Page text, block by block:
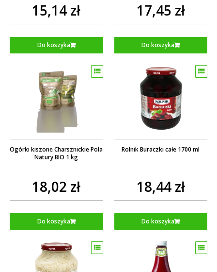
15,14 zł
Do koszyka
17,45 zł
Do koszyka
Ogórki kiszone Charsznickie Pola
Natury BIO 1 kg
18,02 zł
Do koszyka
Rolnik Buraczki całe 1700 ml
18,44 zł
Do koszyka